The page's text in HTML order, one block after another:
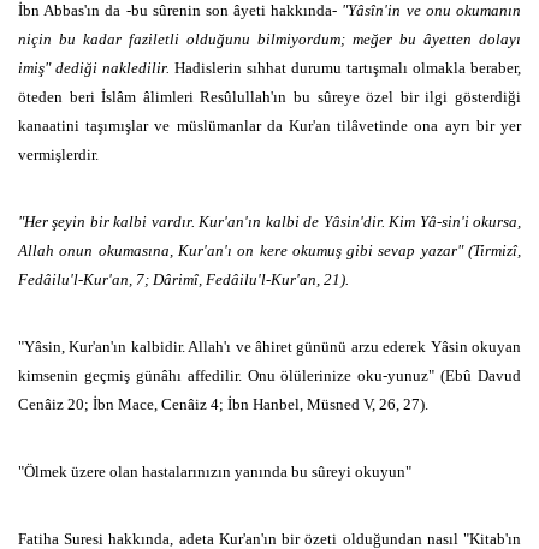
İbn Abbas'ın da -bu sûrenin son âyeti hakkında- "Yâsîn'in ve onu okumanın
niçin bu kadar faziletli olduğunu bilmiyordum; meğer bu âyetten dolayı
imiş" dediği nakledilir. Hadislerin sıhhat durumu tartışmalı olmakla beraber,
öteden beri İslâm âlimleri Resûlullah'ın bu sûreye özel bir ilgi gösterdiği
kanaatini taşımışlar ve müslümanlar da Kur'an tilâvetinde ona ayrı bir yer
vermişlerdir.
"Her şeyin bir kalbi vardır. Kur'an'ın kalbi de Yâsin'dir. Kim Yâ-sin'i okursa,
Allah onun okumasına, Kur'an'ı on kere okumuş gibi sevap yazar" (Tirmizî,
Fedâilu'l-Kur'an, 7; Dârimî, Fedâilu'l-Kur'an, 21).
"Yâsin, Kur'an'ın kalbidir. Allah'ı ve âhiret gününü arzu ederek Yâsin okuyan
kimsenin geçmiş günâhı affedilir. Onu ölülerinize oku-yunuz" (Ebû Davud
Cenâiz 20; İbn Mace, Cenâiz 4; İbn Hanbel, Müsned V, 26, 27).
"Ölmek üzere olan hastalarınızın yanında bu sûreyi okuyun"
Fatiha Suresi hakkında, adeta Kur'an'ın bir özeti olduğundan nasıl "Kitab'ın